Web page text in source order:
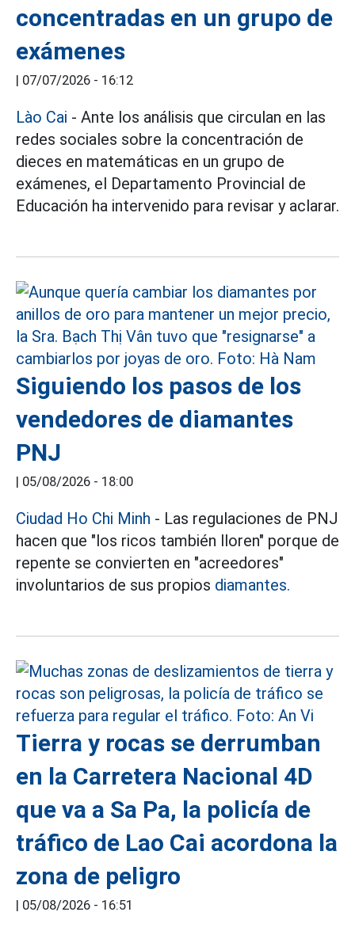
concentradas en un grupo de
exámenes
| 07/07/2026 - 16:12
Lào Cai - Ante los análisis que circulan en las
redes sociales sobre la concentración de
dieces en matemáticas en un grupo de
exámenes, el Departamento Provincial de
Educación ha intervenido para revisar y aclarar.
Siguiendo los pasos de los
vendedores de diamantes
PNJ
| 05/08/2026 - 18:00
Ciudad Ho Chi Minh - Las regulaciones de PNJ
hacen que "los ricos también lloren" porque de
repente se convierten en "acreedores"
involuntarios de sus propios diamantes.
Tierra y rocas se derrumban
en la Carretera Nacional 4D
que va a Sa Pa, la policía de
tráfico de Lao Cai acordona la
zona de peligro
| 05/08/2026 - 16:51